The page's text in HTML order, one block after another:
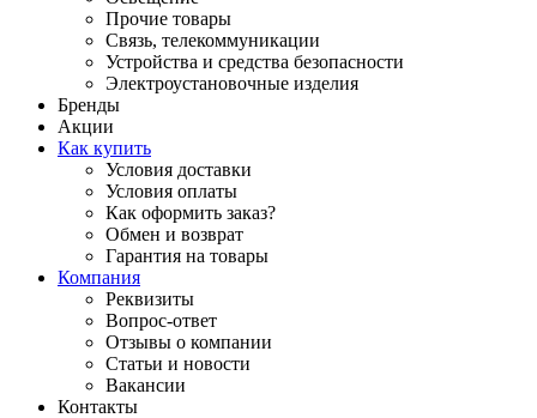
Прочие товары
Связь, телекоммуникации
Устройства и средства безопасности
Электроустановочные изделия
Бренды
Акции
Как купить
Условия доставки
Условия оплаты
Как оформить заказ?
Обмен и возврат
Гарантия на товары
Компания
Реквизиты
Вопрос-ответ
Отзывы о компании
Статьи и новости
Вакансии
Контакты